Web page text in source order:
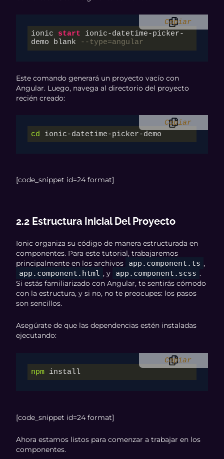
Copiar
ionic start ionic-datetime-picker-
demo blank
--type=angular
Este comando generará un proyecto vacío con
Angular. Luego, navega al directorio del proyecto
recién creado:
Copiar
cd ionic-datetime-picker-demo
[code_snippet id=24 format]
2.2 Estructura Inicial Del Proyecto
Ionic organiza su código de manera estructurada en
componentes. Para este tutorial, trabajaremos
principalmente en los archivos
app.component.ts ,
app.component.html , y app.component.scss .
Si estás familiarizado con Angular, te sentirás cómodo
con la estructura, y si no, no te preocupes: los pasos
son sencillos.
Asegúrate de que las dependencias estén instaladas
ejecutando:
Copiar
npm install
[code_snippet id=24 format]
Ahora estamos listos para comenzar a trabajar en los
componentes.